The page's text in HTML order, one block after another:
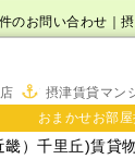
のお問い合わせ｜
摂津賃貸マン
おまかせお部
）千里丘)賃貸